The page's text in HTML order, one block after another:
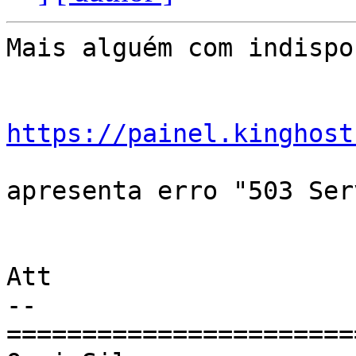
Mais alguém com
https://
apresenta erro "503
Att
--